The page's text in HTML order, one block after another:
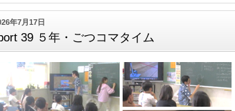
年7月17日
39 ５年・ごつコマタイム